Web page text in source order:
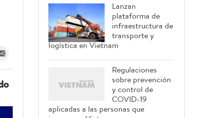
Lanzan
plataforma de
infraestructura de
transporte y
logística en Vietnam
Regulaciones
sobre prevención
y control de
COVID-19
aplicadas a las personas que